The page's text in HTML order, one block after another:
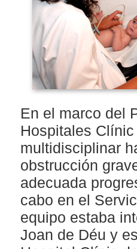
En el marco del
Hospitales
multidisciplinar
obstrucción
adecuada
cabo en el
equipo estaba
Joan de Déu y